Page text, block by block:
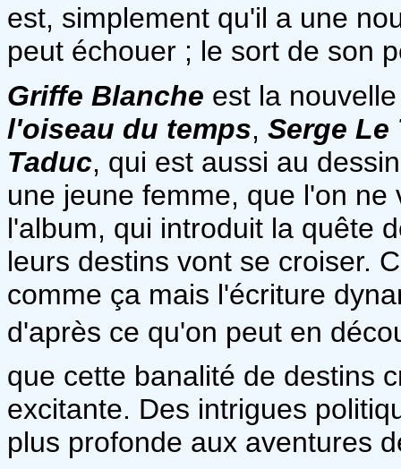
est, simplement qu'il a une
peut échouer ; le sort de son
Griffe Blanche est la
l'oiseau du temps, Serge Le
Taduc, qui est aussi au
une jeune femme, que l'on
l'album, qui introduit la quête
leurs destins vont se croiser.
comme ça mais l'écriture
d'après ce qu'on peut en
que cette banalité de destins
excitante. Des intrigues
plus profonde aux aventures